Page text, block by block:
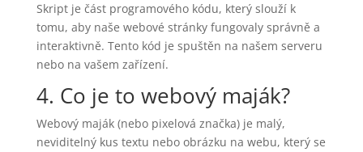
Skript je část programového kódu, který slouží k
tomu, aby naše webové stránky fungovaly správně a
interaktivně. Tento kód je spuštěn na našem serveru
nebo na vašem zařízení.
4. Co je to webový maják?
Webový maják (nebo pixelová značka) je malý,
neviditelný kus textu nebo obrázku na webu, který se